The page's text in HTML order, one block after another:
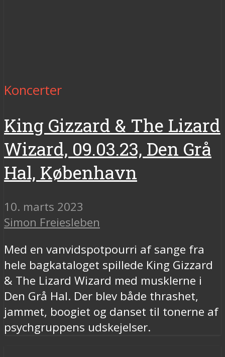
Koncerter
King Gizzard & The Lizard
Wizard, 09.03.23, Den Grå
Hal, København
10. marts 2023
Simon Freiesleben
Med en vanvidspotpourri af sange fra
hele bagkataloget spillede King Gizzard
& The Lizard Wizard med musklerne i
Den Grå Hal. Der blev både thrashet,
jammet, boogiet og danset til tonerne af
psychgruppens udskejelser.